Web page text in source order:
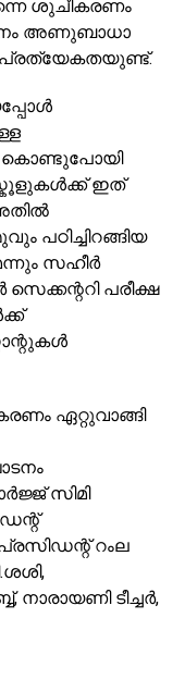
ശുചീകരണം
അണുബാധാ
കൊണ്ടുപോയി
ഇത്
പഠിച്ചിറങ്ങിയ
സഹീർ
സെക്കന്ററി പരീക്ഷ
ഏറ്റുവാങ്ങി
സിമി
റംല
ടീച്ചർ,